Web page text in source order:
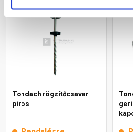
Tondach rögzítőcsavar
piros